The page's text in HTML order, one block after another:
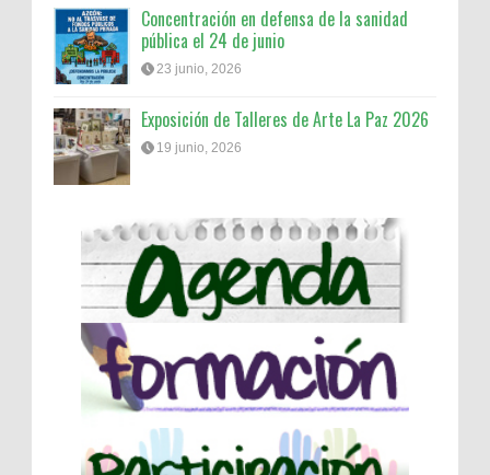
Concentración en defensa de la sanidad
pública el 24 de junio
23 junio, 2026
Exposición de Talleres de Arte La Paz 2026
19 junio, 2026